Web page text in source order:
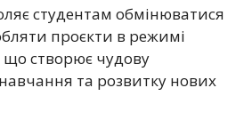
студентам обмінюватися
проєкти в режимі
що створює чудову
та розвитку нових